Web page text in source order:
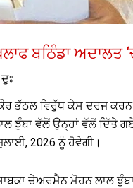
ਬਠਿੰਡਾ ਅਦਾਲਤ
ਕੌਰ ਭੱਠਲ ਵਿਰੁੱਧ ਕੇਸ ਦਰਜ
ਝੁੰਬਾ ਵੱਲੋਂ ਉਨ੍ਹਾਂ ਵੱਲੋਂ ਦਿੱਤੇ
2026 ਨੂੰ ਹੋਵੇਗੀ।
ਚੇਅਰਮੈਨ ਮੋਹਨ ਲਾਲ